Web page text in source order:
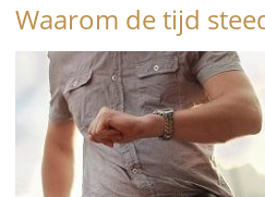
Waarom de tijd